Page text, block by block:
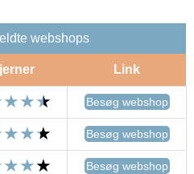
webshops
Link
Besøg webshop
Besøg webshop
Besøg webshop